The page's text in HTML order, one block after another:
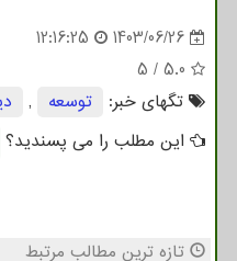
1403/06/26
12:16:25
5.0
/
5
تگهای خبر:
توسعه ,
این مطلب را می پسندید؟
تازه ترین مطالب مرتبط